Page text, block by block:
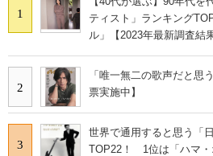
1
ティスト」ランキング
ル」【2023年最新調査結果
2
「唯一無二の歌声だと思
票実施中】
3
世界で通用すると思う「
TOP22！ 1位は「ハマ・